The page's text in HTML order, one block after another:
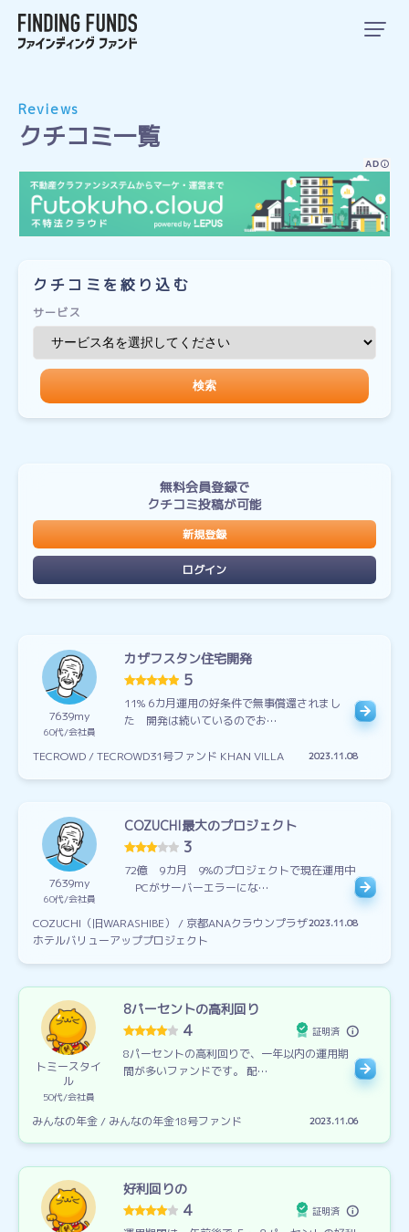
Reviews
クチコミ一覧
AD
クチコミを絞り込む
サービス
検索
無料会員登録で
クチコミ投稿が可能
新規登録
ログイン
7639my
60代 会社員
カザフスタン住宅開発
5
11% 6カ月運用の好条件で無事償還されまし
た 開発は続いているのでお…
TECROWD / TECROWD31号ファンド KHAN VILLA 2023.11.08
7639my
60代 会社員
COZUCHI最大のプロジェクト
3
72億 9カ月 9%のプロジェクトで現在運用中
PCがサーバーエラーにな…
COZUCHI（旧WARASHIBE） / 京都ANAクラウンプラザ
ホテルバリューアッププロジェクト
2023.11.08
トミースタイ
ル
50代 会社員
8パーセントの高利回り
4 証明済
8パーセントの高利回りで、一年以内の運用期
間が多いファンドです。 配…
みんなの年金 / みんなの年金18号ファンド 2023.11.06
好利回りの
4 証明済